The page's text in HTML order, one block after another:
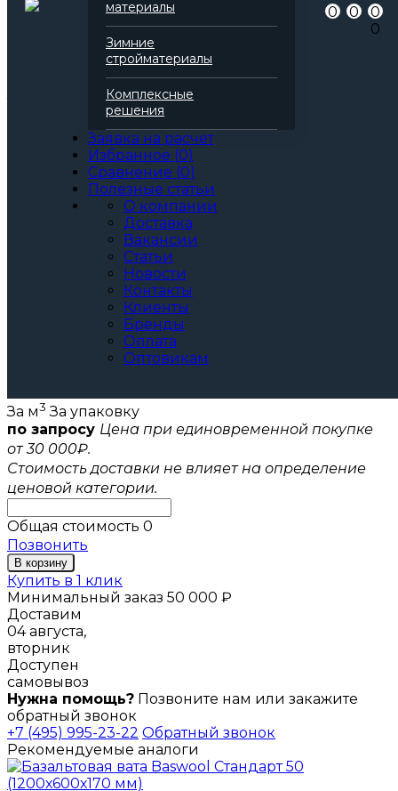
материалы
Зимние
стройматериалы
Комплексные
решения
Заявка на расчет
Избранное (0)
Сравнение (0)
Полезные статьи
О компании
Доставка
Вакансии
Статьи
Новости
Контакты
Клиенты
Бренды
Оплата
Оптовикам
0 0
0
0
Технониколь
Техноблок
Стандарт
Базальтовая вата
Все характеристики
За м3 За упаковку
по запросу Цена при единовременной покупке
от 30 000₽.
Стоимость доставки не влияет на определение
ценовой категории.
Общая стоимость 0
Позвонить
В корзину
Купить в 1 клик
Минимальный заказ 50 000 ₽
Доставим
04 августа,
вторник
Доступен
самовывоз
Нужна помощь? Позвоните нам или закажите
обратный звонок
+7 (495) 995-23-22 Обратный звонок
Рекомендуемые аналоги